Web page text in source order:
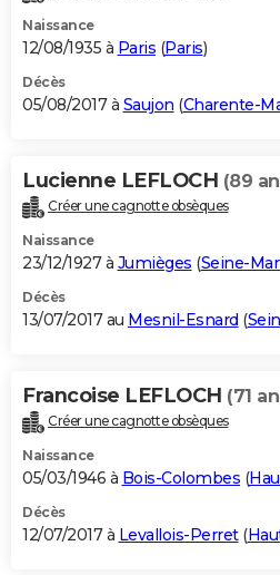
Naissance
12/08/1935 à Paris (Paris)
Décès
05/08/2017 à Saujon (Charente-
Lucienne LEFLOCH (89
Créer une cagnotte obsèques
Naissance
23/12/1927 à Jumièges (Seine-
Décès
13/07/2017 au Mesnil-Esnard (
Francoise LEFLOCH (71
Créer une cagnotte obsèques
Naissance
05/03/1946 à Bois-Colombes (
Décès
12/07/2017 à Levallois-Perret(